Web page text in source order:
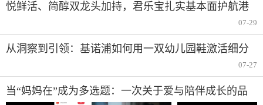
悦鲜活、简醇双龙头加持，君乐宝扎实基本面护航港
07-29
从洞察到引领：基诺浦如何用一双幼儿园鞋激活细分
07-27
当“妈妈在”成为多选题：一次关于爱与陪伴成长的品